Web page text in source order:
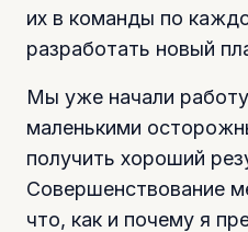
их в команды по
разработать новый
Мы уже начали
маленькими
получить хороший
Совершенствование
что, как и почему я